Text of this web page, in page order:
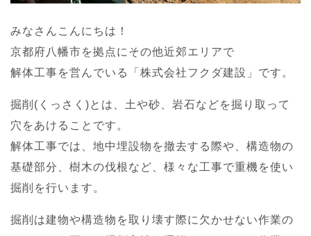
みなさんこんにちは！
京都府八幡市を拠点にその他近郊エリアで
解体工事を営んでいる「株式会社フクダ建設」です。
掘削(くっさく)とは、土や砂、岩石などを掘り取って
穴をあけることです。
解体工事では、地中埋設物を撤去する際や、構造物の
基礎部分、樹木の伐根など、様々な工事で重機を使い
掘削を行います。
掘削は建物や構造物を取り壊す際に欠かせない作業の